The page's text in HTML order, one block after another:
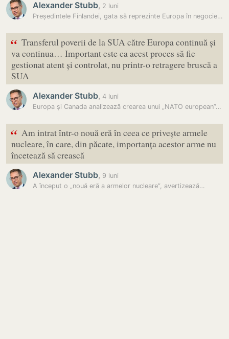
Alexander Stubb, 2 luni
Președintele Finlandei, gata să reprezinte Europa în negocierile de…
“ Transferul poverii de la SUA către Europa continuă și
va continua… Important este ca acest proces să fie
gestionat atent și controlat, nu printr-o retragere bruscă a
SUA
Alexander Stubb, 4 luni
Europa și Canada analizează crearea unui „NATO european”, pe fondul…
“ Am intrat într-o nouă eră în ceea ce privește armele
nucleare, în care, din păcate, importanța acestor arme nu
încetează să crească
Alexander Stubb, 9 luni
A început o „nouă eră a armelor nucleare”, avertizează…